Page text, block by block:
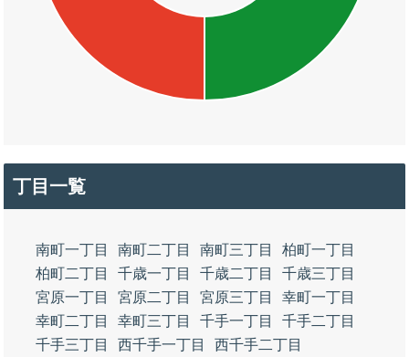
丁目一覧
南町一丁目 南町二丁目 南町三丁目
柏町一丁目
柏町二丁目
千歳一丁目 千歳二丁目
千歳三丁目
宮原一丁目
宮原二丁目 宮原三丁目
幸町一丁目
幸町二丁目
幸町三丁目 千手一丁目
千手二丁目
千手三丁目
西千手一丁目
西千手二丁目